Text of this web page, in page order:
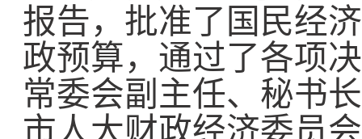
报告，批准了国民经
政预算，通过了各项
常委会副主任、秘书
市人大财政经济委员